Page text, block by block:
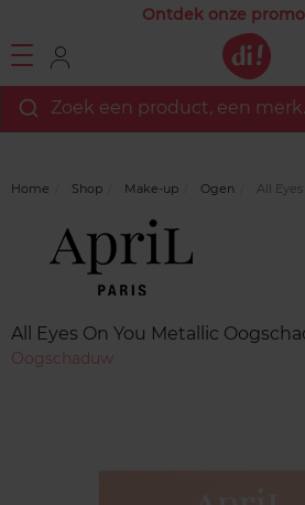
Ontdek onze
Zoek een product, een
Home Shop Make-up Ogen All
All Eyes On You Metallic
Oogschaduw